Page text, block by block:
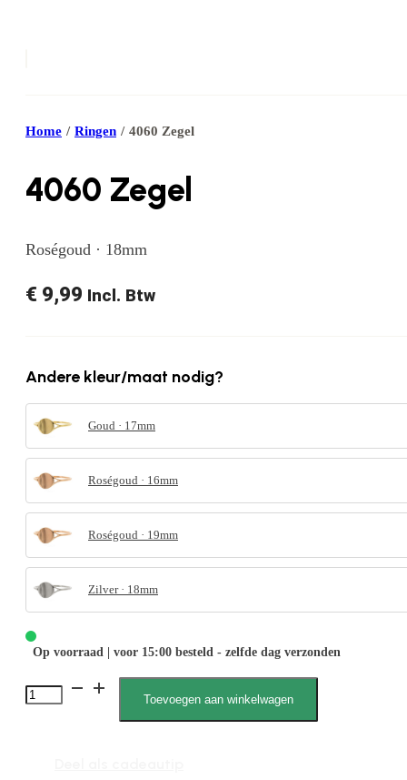
Home / Ringen / 4060 Zegel
4060 Zegel
Roségoud · 18mm
€ 9,99 Incl. Btw
Andere kleur/maat nodig?
Goud · 17mm
Roségoud · 16mm
Roségoud · 19mm
Zilver · 18mm
Op voorraad | voor 15:00 besteld - zelfde dag verzonden
4060
Toevoegen aan winkelwagen